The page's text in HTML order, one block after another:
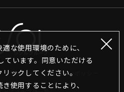
な使用環境のために、
います。同意いただける
ックしてください。
使用することにより､
グループプライバシーポリシー